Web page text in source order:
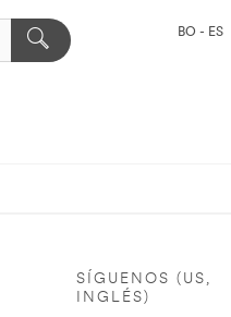
BO - ES
SÍGUENOS (US,
INGLÉS)